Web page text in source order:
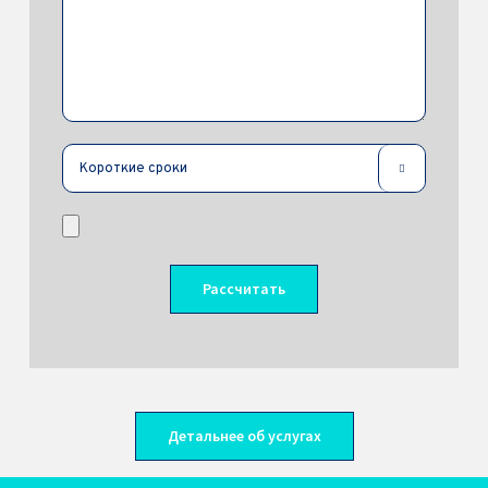

Детальнее об услугах